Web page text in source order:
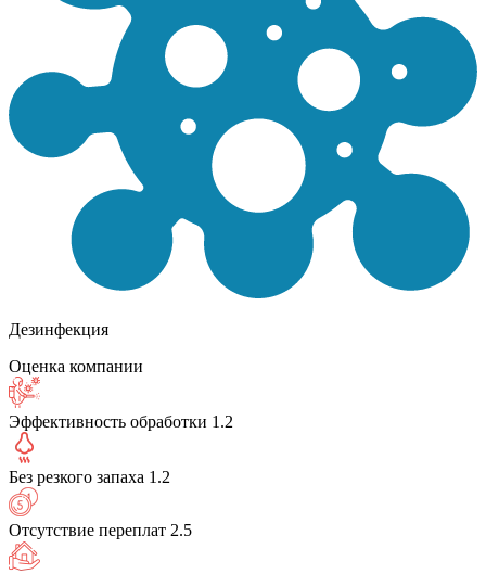
Дезинфекция
Оценка компании
Эффективность обработки 1.2
Без резкого запаха 1.2
Отсутствие переплат 2.5